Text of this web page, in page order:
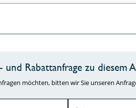
und Rabattanfrage zu diesem
möchten, bitten wir Sie unseren